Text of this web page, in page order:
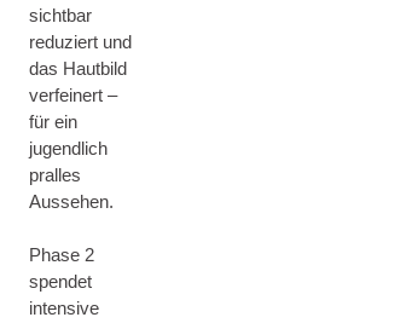
sichtbar
reduziert und
das Hautbild
verfeinert –
für ein
jugendlich
pralles
Aussehen.
Phase 2
spendet
intensive